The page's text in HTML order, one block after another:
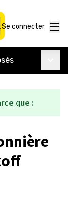
Se connecter
que :